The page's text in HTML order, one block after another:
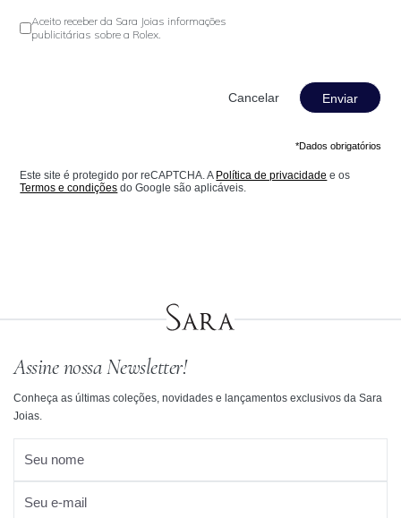
Aceito receber da Sara Joias informações
publicitárias sobre a Rolex.
Enviar
*Dados obrigatórios
Este site é protegido por reCAPTCHA. A Política de privacidade e os
Termos e condições do Google são aplicáveis.
Assine nossa Newsletter!
Conheça as últimas coleções, novidades e lançamentos exclusivos da Sara
Joias.
Seu nome
Seu e-mail